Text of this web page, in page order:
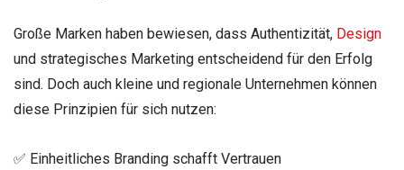
Große Marken haben bewiesen, dass Authentizität, Design
und strategisches Marketing entscheidend für den Erfolg
sind. Doch auch kleine und regionale Unternehmen können
diese Prinzipien für sich nutzen:
✅ Einheitliches Branding schafft Vertrauen